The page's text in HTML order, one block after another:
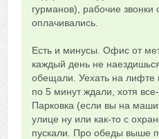
гурманов), рабочие звонки
оплачивались.
Есть и минусы. Офис от
каждый день не
обещали. Уехать на
по 5 минут ждали, хотя
Парковка (если вы на
улице ну или как-то с
пускали. Про обеды выше